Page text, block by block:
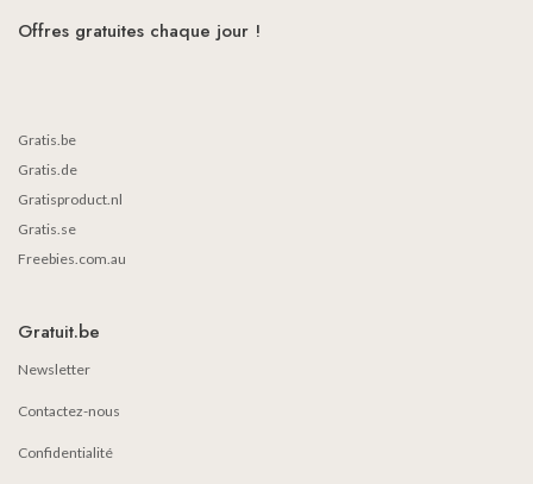
Offres gratuites chaque jour !
Gratis.be
Gratis.de
Gratisproduct.nl
Gratis.se
Freebies.com.au
Gratuit.be
Newsletter
Contactez-nous
Confidentialité